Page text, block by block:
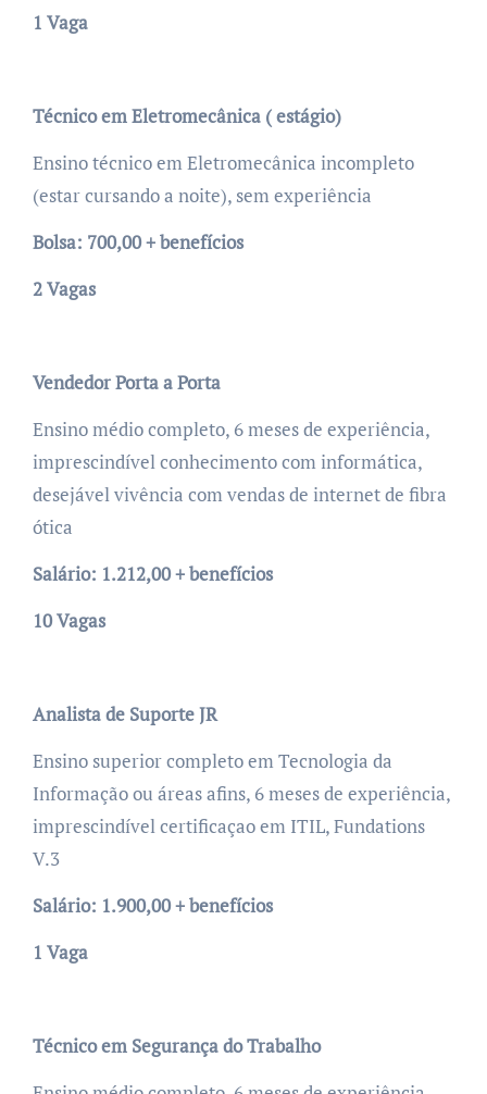
1 Vaga
Técnico em Eletromecânica ( estágio)
Ensino técnico em Eletromecânica incompleto
(estar cursando a noite), sem experiência
Bolsa: 700,00 + benefícios
2 Vagas
Vendedor Porta a Porta
Ensino médio completo, 6 meses de experiência,
imprescindível conhecimento com informática,
desejável vivência com vendas de internet de fibra
ótica
Salário: 1.212,00 + benefícios
10 Vagas
Analista de Suporte JR
Ensino superior completo em Tecnologia da
Informação ou áreas afins, 6 meses de experiência,
imprescindível certificaçao em ITIL, Fundations
V.3
Salário: 1.900,00 + benefícios
1 Vaga
Técnico em Segurança do Trabalho